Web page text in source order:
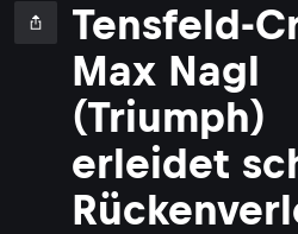
Tensfeld-
Max Nagl
(Triumph)
erleidet